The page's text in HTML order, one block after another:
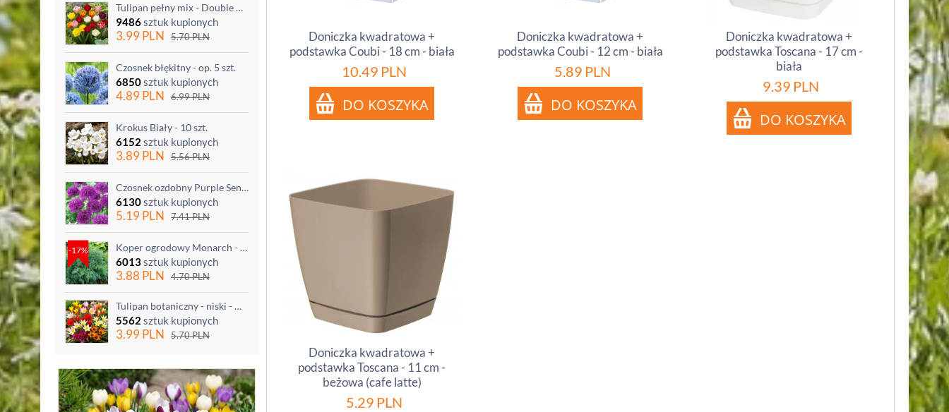
Tulipan pełny mix - Double mix - 5 szt.
9486sztuk kupionych
3.99PLN 5.70PLN
Czosnek błękitny - op. 5 szt.
6850sztuk kupionych
4.89PLN 6.99PLN
Krokus Biały - 10 szt.
6152 sztuk kupionych
3.89PLN 5.56PLN
Czosnek ozdobny Purple Sensation - op. 3 szt.
6130sztuk kupionych
5.19PLN 7.41PLN
-17% Koper ogrodowy Monarch - po ścięciu odrasta
6013sztuk kupionych
3.88 PLN 4.70PLN
Tulipan botaniczny - niski - mix kolorów - 5 szt.
5562 sztuk kupionych
3.99PLN 5.70PLN
Doniczka kwadratowa +
podstawka Coubi - 18 cm - biała
10.49 PLN
Doniczka kwadratowa +
podstawka Coubi - 12 cm - biała
5.89 PLN
Doniczka kwadratowa +
podstawka Toscana - 17 cm -
biała
9.39 PLN
Doniczka kwadratowa +
podstawka Toscana - 11 cm -
beżowa (cafe latte)
5.29 PLN